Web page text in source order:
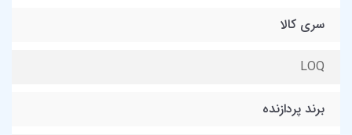
سری کالا
LOQ
برند پردازنده